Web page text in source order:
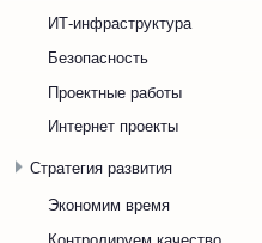
ИТ-инфраструктура
Безопасность
Проектные работы
Интернет проекты
Стратегия развития
Экономим время
Контролируем качество